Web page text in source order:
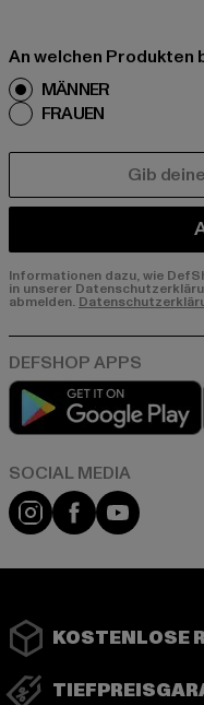
An welchen
MÄNNER
FRAUEN
Informationen dazu, wie
in unserer
abmelden.
Instagram
FacebookYouTube
KOSTENLOSE